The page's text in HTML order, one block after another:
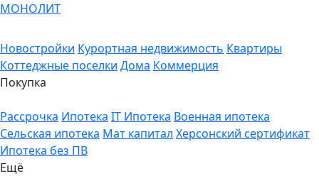
МОНОЛИТ
Новостройки Курортная недвижимость Квартиры
Коттеджные поселки Дома Коммерция
Покупка
Рассрочка Ипотека IT Ипотека Военная ипотека
Сельская ипотека Мат капитал Херсонский сертификат
Ипотека без ПВ
Ещё